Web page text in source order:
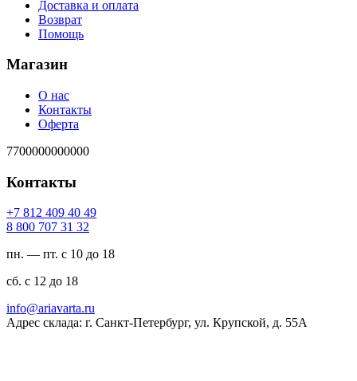
Доставка и оплата
Возврат
Помощь
Магазин
О нас
Контакты
Оферта
7700000000000
Контакты
94 04 904 218 7+
23 13 707 008 8
пн. — пт. с 10 до 18
сб. с 12 до 18
ur.atravaira@ofni
Адрес склада: г. Санкт-Петербург, ул. Крупской, д. 55А